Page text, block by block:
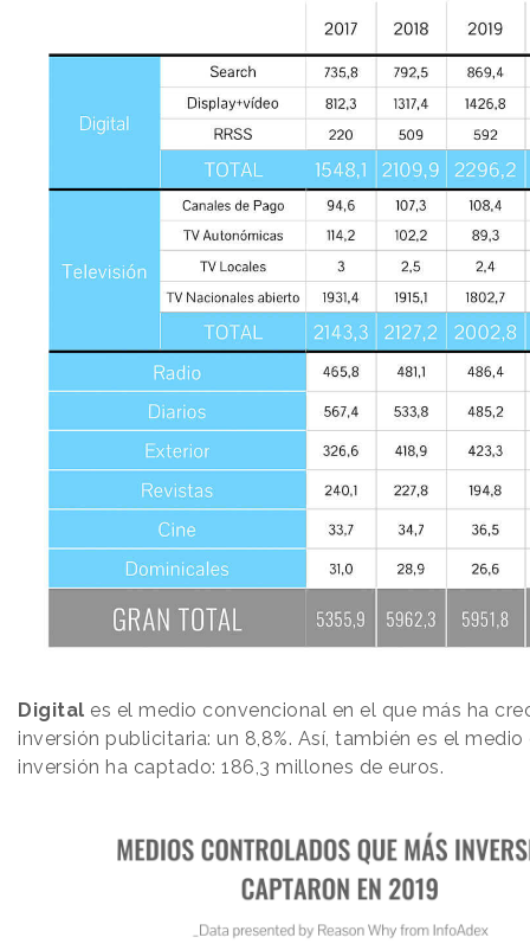
Digital es el medio convencional en el que más ha
inversión publicitaria: un 8,8%. Así, también es el medio
inversión ha captado: 186,3 millones de euros.